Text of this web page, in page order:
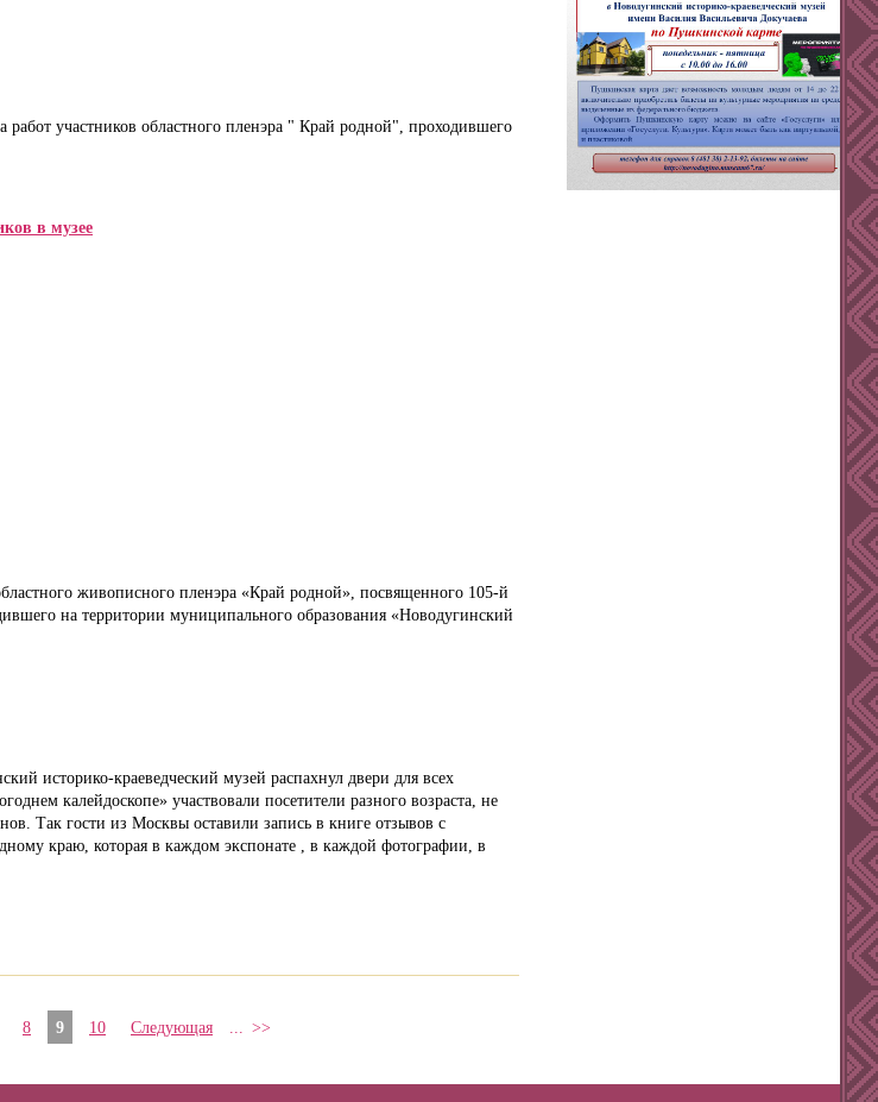
работ участников областного пленэра " Край родной", проходившего
в музее
живописного пленэра «Край родной», посвященного 105-й
на территории муниципального образования «Новодугинский
историко-краеведческий музей распахнул двери для всех
калейдоскопе» участвовали посетители разного возраста, не
Так гости из Москвы оставили запись в книге отзывов с
краю, которая в каждом экспонате , в каждой фотографии, в
8 9 10 Следующая >>